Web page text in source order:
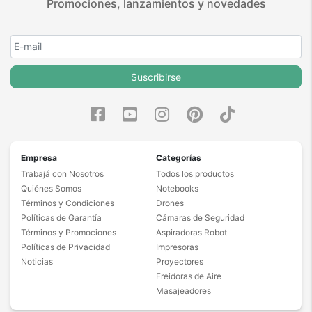
Promociones, lanzamientos y novedades
Suscribirse
Empresa
Trabajá con Nosotros
Quiénes Somos
Términos y Condiciones
Políticas de Garantía
Términos y Promociones
Políticas de Privacidad
Noticias
Categorías
Todos los productos
Notebooks
Drones
Cámaras de Seguridad
Aspiradoras Robot
Impresoras
Proyectores
Freidoras de Aire
Masajeadores